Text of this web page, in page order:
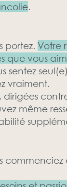
.
portez. Votre
que vous
sentez
vraiment.
dirigées
même